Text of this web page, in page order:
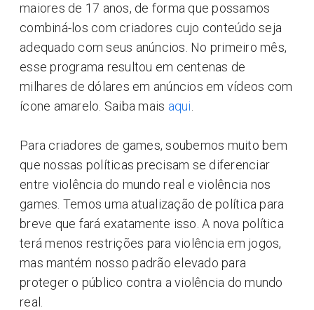
maiores de 17 anos, de forma que possamos
combiná-los com criadores cujo conteúdo seja
adequado com seus anúncios. No primeiro mês,
esse programa resultou em centenas de
milhares de dólares em anúncios em vídeos com
ícone amarelo. Saiba mais aqui
Para criadores de games, soubemos muito bem
que nossas políticas precisam se diferenciar
entre violência do mundo real e violência nos
games. Temos uma atualização de política para
breve que fará exatamente isso. A nova política
terá menos restrições para violência em jogos,
mas mantém nosso padrão elevado para
proteger o público contra a violência do mundo
real.